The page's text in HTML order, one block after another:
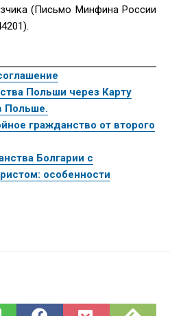
(Письмо Минфина России
Польши через Карту
Польше.
гражданство от второго
Болгарии с
особенности